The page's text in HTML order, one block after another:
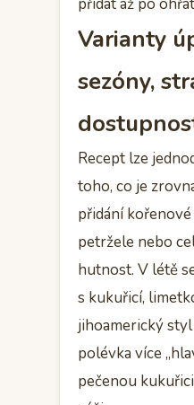
Varianty
sezóny,
Recept lze
toho, co je
přidání
petržele nebo
hutnost. V létě
s kukuřicí,
jihoamerický
polévka více
pečenou